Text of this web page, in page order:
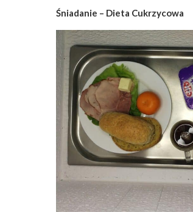
Śniadanie – Dieta Cukrzycowa